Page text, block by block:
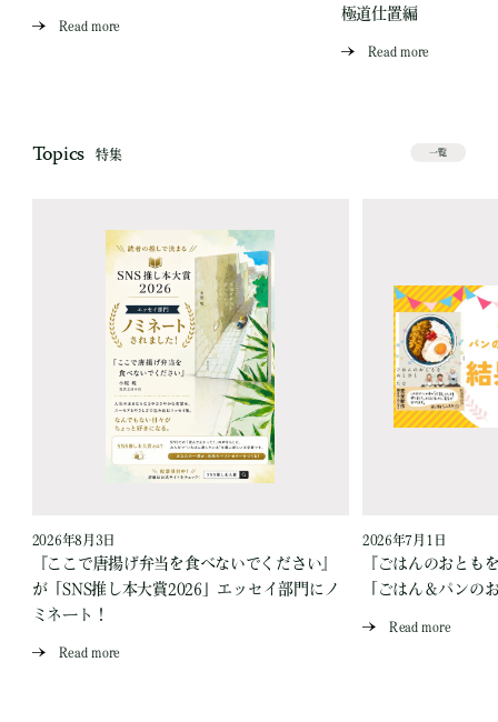
Read more
極道仕置編
Read more
Topics 特集 一覧
2026年8月3日
『ここで唐揚げ弁当を食べないでください』
が「SNS推し本大賞2026」エッセイ部門にノ
ミネート！
Read more
2026年7月1日
『ごはんのおとも
「ごはん＆パンの
Read more